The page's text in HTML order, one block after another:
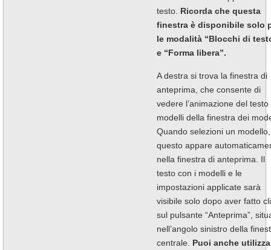
testo. Ricorda che questa
finestra è disponibile solo
le modalità “Blocchi di
e “Forma libera”.
A destra si trova la finestra di
anteprima, che consente di
vedere l’animazione del testo
modelli della finestra dei
Quando selezioni un modello,
questo appare
nella finestra di anteprima. Il
testo con i modelli e le
impostazioni applicate sarà
visibile solo dopo aver fatto
sul pulsante “Anteprima”,
nell’angolo sinistro della
centrale. Puoi anche